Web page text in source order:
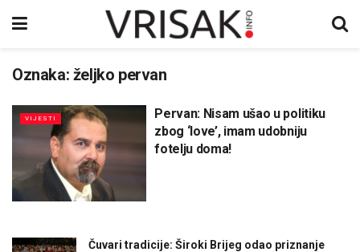
Oznaka: željko pervan
VIJESTI
Pervan: Nisam ušao u politiku
zbog ‘love’, imam udobniju
fotelju doma!
Čuvari tradicije: Široki Brijeg odao priznanje